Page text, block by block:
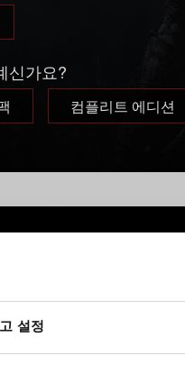
설정
신가요?
컴플리트 에디션